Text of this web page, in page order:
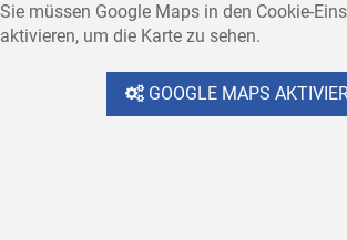
Sie müssen Google Maps in den Cookie-
aktivieren, um die Karte zu sehen.
GOOGLE MAPS